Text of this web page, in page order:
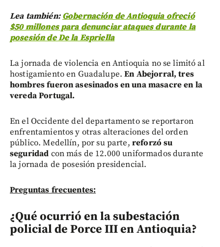
Lea también:Gobernación de Antioquia ofreció
$50 millones para denunciar ataques durante la
posesión de De la Espriella
La jornada de violencia en Antioquia no se limitó al
hostigamiento en Guadalupe.En Abejorral, tres
hombres fueron asesinados en una masacre en la
vereda Portugal.
En el Occidente del departamento se reportaron
enfrentamientos y otras alteraciones del orden
público. Medellín, por su parte, reforzó su
seguridad con más de 12.000 uniformados durante
la jornada de posesión presidencial.
Preguntas frecuentes:
¿Qué ocurrió en la subestación
policial de Porce III en Antioquia?